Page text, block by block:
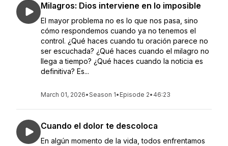
Milagros: Dios interviene en lo imposible
El mayor problema no es lo que nos pasa, sino
cómo respondemos cuando ya no tenemos el
control. ¿Qué haces cuando tu oración parece no
ser escuchada? ¿Qué haces cuando el milagro no
llega a tiempo? ¿Qué haces cuando la noticia es
definitiva? Es...
March 01, 2026•Season 1• Episode 2• 46:23
Cuando el dolor te descoloca
En algún momento de la vida, todos enfrentamos